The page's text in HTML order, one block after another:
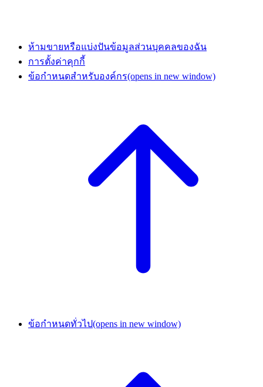
ห้ามขายหรือแบ่งปันข้อมูลส่วนบุคคลของฉัน
การตั้งค่าคุกกี้
ข้อกำหนดสำหรับองค์กร(opens in new window)
ข้อกำหนดทั่วไป(opens in new window)